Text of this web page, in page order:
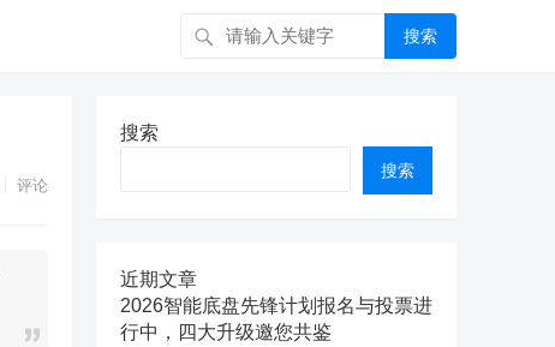
搜索
评论
搜索
搜索
近期文章
2026智能底盘先锋计划报名与投票进
行中，四大升级邀您共鉴